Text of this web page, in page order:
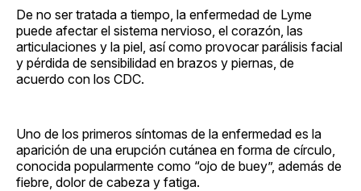
De no ser tratada a tiempo, la enfermedad de Lyme
puede afectar el sistema nervioso, el corazón, las
articulaciones y la piel, así como provocar parálisis facial
y pérdida de sensibilidad en brazos y piernas, de
acuerdo con los CDC.
Uno de los primeros síntomas de la enfermedad es la
aparición de una erupción cutánea en forma de círculo,
conocida popularmente como “ojo de buey”, además de
fiebre, dolor de cabeza y fatiga.